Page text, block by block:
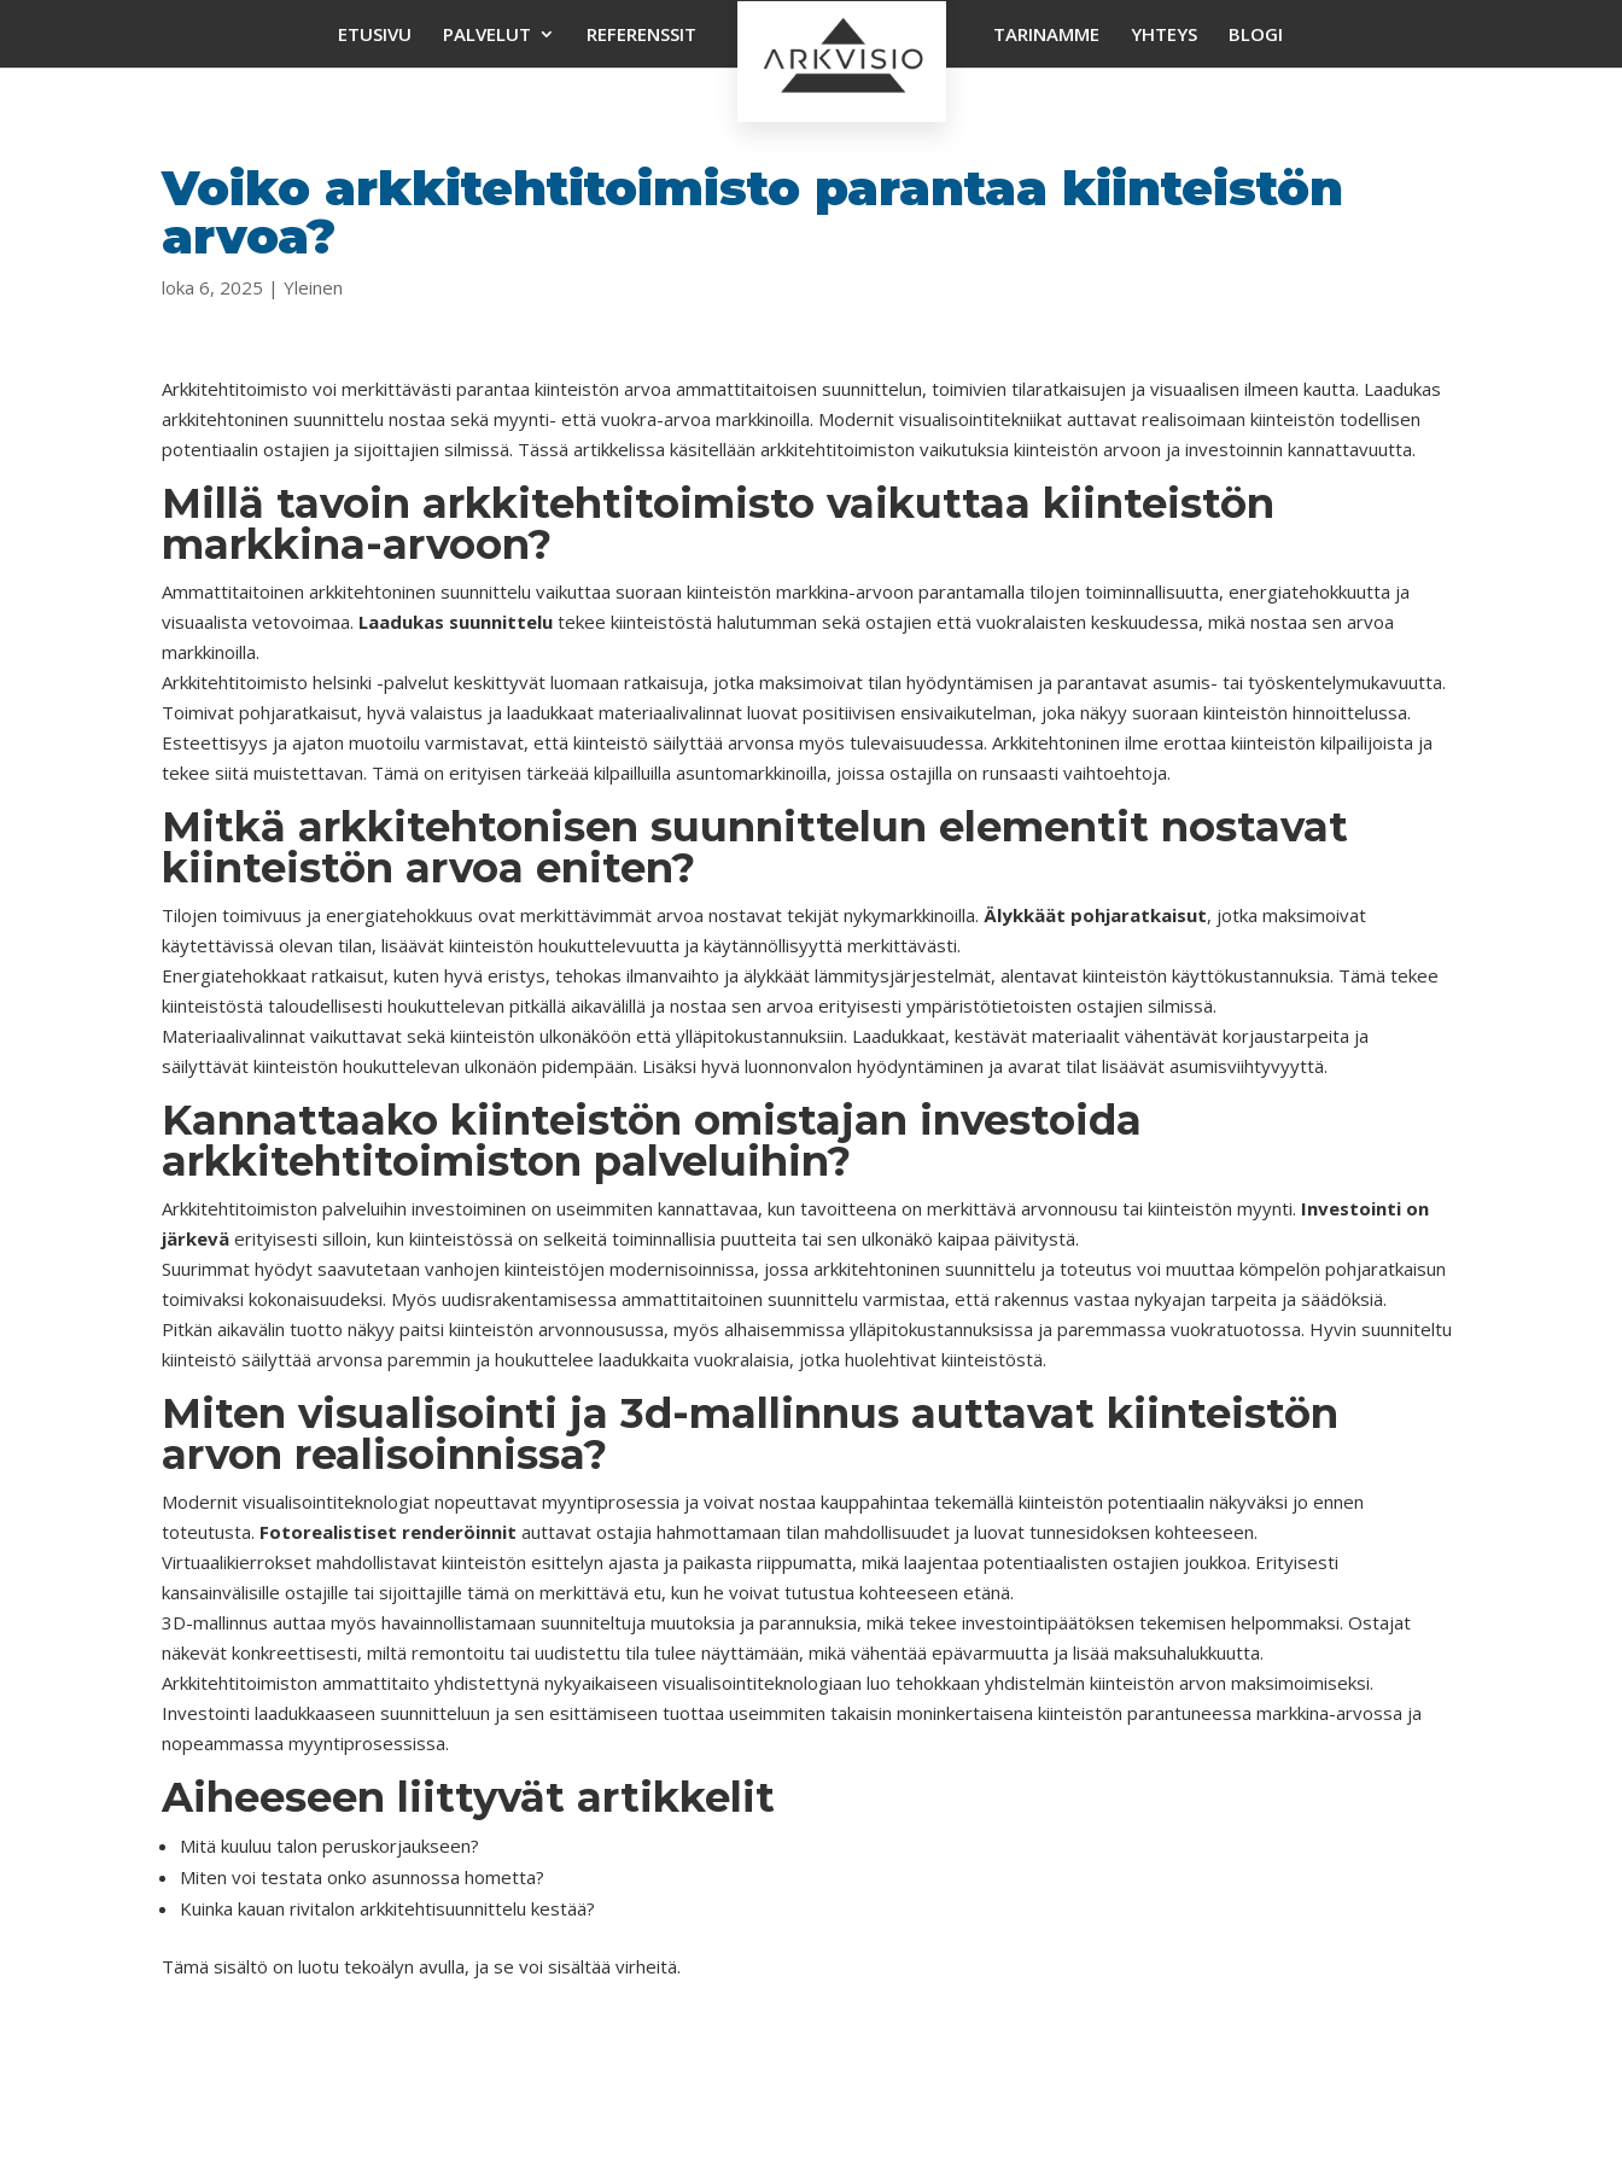
ETUSIVU PALVELUT REFERENSSIT TARINAMME YHTEYS BLOGI
Voiko arkkitehtitoimisto parantaa kiinteistön
arvoa?
loka 6, 2025 |Yleinen
Arkkitehtitoimisto voi merkittävästi parantaa kiinteistön arvoa ammattitaitoisen suunnittelun, toimivien tilaratkaisujen ja visuaalisen ilmeen kautta. Laadukas
arkkitehtoninen suunnittelu nostaa sekä myynti- että vuokra-arvoa markkinoilla. Modernit visualisointitekniikat auttavat realisoimaan kiinteistön todellisen
potentiaalin ostajien ja sijoittajien silmissä. Tässä artikkelissa käsitellään arkkitehtitoimiston vaikutuksia kiinteistön arvoon ja investoinnin kannattavuutta.
Millä tavoin arkkitehtitoimisto vaikuttaa kiinteistön
markkina-arvoon?
Ammattitaitoinen arkkitehtoninen suunnittelu vaikuttaa suoraan kiinteistön markkina-arvoon parantamalla tilojen toiminnallisuutta, energiatehokkuutta ja
visuaalista vetovoimaa. Laadukas suunnittelu tekee kiinteistöstä halutumman sekä ostajien että vuokralaisten keskuudessa, mikä nostaa sen arvoa
markkinoilla.
Arkkitehtitoimisto helsinki -palvelut keskittyvät luomaan ratkaisuja, jotka maksimoivat tilan hyödyntämisen ja parantavat asumis- tai työskentelymukavuutta.
Toimivat pohjaratkaisut, hyvä valaistus ja laadukkaat materiaalivalinnat luovat positiivisen ensivaikutelman, joka näkyy suoraan kiinteistön hinnoittelussa.
Esteettisyys ja ajaton muotoilu varmistavat, että kiinteistö säilyttää arvonsa myös tulevaisuudessa. Arkkitehtoninen ilme erottaa kiinteistön kilpailijoista ja
tekee siitä muistettavan. Tämä on erityisen tärkeää kilpailluilla asuntomarkkinoilla, joissa ostajilla on runsaasti vaihtoehtoja.
Mitkä arkkitehtonisen suunnittelun elementit nostavat
kiinteistön arvoa eniten?
Tilojen toimivuus ja energiatehokkuus ovat merkittävimmät arvoa nostavat tekijät nykymarkkinoilla.Älykkäät pohjaratkaisut, jotka maksimoivat
käytettävissä olevan tilan, lisäävät kiinteistön houkuttelevuutta ja käytännöllisyyttä merkittävästi.
Energiatehokkaat ratkaisut, kuten hyvä eristys, tehokas ilmanvaihto ja älykkäät lämmitysjärjestelmät, alentavat kiinteistön käyttökustannuksia. Tämä tekee
kiinteistöstä taloudellisesti houkuttelevan pitkällä aikavälillä ja nostaa sen arvoa erityisesti ympäristötietoisten ostajien silmissä.
Materiaalivalinnat vaikuttavat sekä kiinteistön ulkonäköön että ylläpitokustannuksiin. Laadukkaat, kestävät materiaalit vähentävät korjaustarpeita ja
säilyttävät kiinteistön houkuttelevan ulkonäön pidempään. Lisäksi hyvä luonnonvalon hyödyntäminen ja avarat tilat lisäävät asumisviihtyvyyttä.
Kannattaako kiinteistön omistajan investoida
arkkitehtitoimiston palveluihin?
Arkkitehtitoimiston palveluihin investoiminen on useimmiten kannattavaa, kun tavoitteena on merkittävä arvonnousu tai kiinteistön myynti. Investointi on
järkevä erityisesti silloin, kun kiinteistössä on selkeitä toiminnallisia puutteita tai sen ulkonäkö kaipaa päivitystä.
Suurimmat hyödyt saavutetaan vanhojen kiinteistöjen modernisoinnissa, jossaarkkitehtoninen suunnittelu ja toteutus voi muuttaa kömpelön pohjaratkaisun
toimivaksi kokonaisuudeksi. Myös uudisrakentamisessa ammattitaitoinen suunnittelu varmistaa, että rakennus vastaa nykyajan tarpeita ja säädöksiä.
Pitkän aikavälin tuotto näkyy paitsi kiinteistön arvonnousussa, myös alhaisemmissa ylläpitokustannuksissa ja paremmassa vuokratuotossa. Hyvin suunniteltu
kiinteistö säilyttää arvonsa paremmin ja houkuttelee laadukkaita vuokralaisia, jotka huolehtivat kiinteistöstä.
Miten visualisointi ja 3d-mallinnus auttavat kiinteistön
arvon realisoinnissa?
Modernit visualisointiteknologiat nopeuttavat myyntiprosessia ja voivat nostaa kauppahintaa tekemällä kiinteistön potentiaalin näkyväksi jo ennen
toteutusta. Fotorealistiset renderöinnit auttavat ostajia hahmottamaan tilan mahdollisuudet ja luovat tunnesidoksen kohteeseen.
Virtuaalikierrokset mahdollistavat kiinteistön esittelyn ajasta ja paikasta riippumatta, mikä laajentaa potentiaalisten ostajien joukkoa. Erityisesti
kansainvälisille ostajille tai sijoittajille tämä on merkittävä etu, kun he voivat tutustua kohteeseen etänä.
3D-mallinnus auttaa myös havainnollistamaan suunniteltuja muutoksia ja parannuksia, mikä tekee investointipäätöksen tekemisen helpommaksi. Ostajat
näkevät konkreettisesti, miltä remontoitu tai uudistettu tila tulee näyttämään, mikä vähentää epävarmuutta ja lisää maksuhalukkuutta.
Arkkitehtitoimiston ammattitaito yhdistettynä nykyaikaiseen visualisointiteknologiaan luo tehokkaan yhdistelmän kiinteistön arvon maksimoimiseksi.
Investointi laadukkaaseen suunnitteluun ja sen esittämiseen tuottaa useimmiten takaisin moninkertaisena kiinteistön parantuneessa markkina-arvossa ja
nopeammassa myyntiprosessissa.
Aiheeseen liittyvät artikkelit
Mitä kuuluu talon peruskorjaukseen?
Miten voi testata onko asunnossa hometta?
Kuinka kauan rivitalon arkkitehtisuunnittelu kestää?
Tämä sisältö on luotu tekoälyn avulla, ja se voi sisältää virheitä.